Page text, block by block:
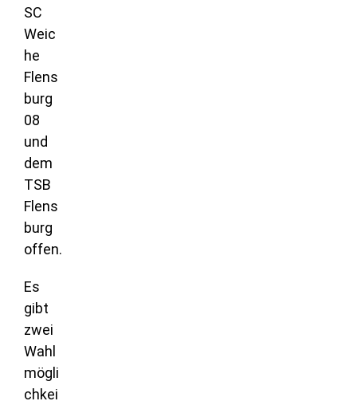
SC
Weic
he
Flens
burg
08
und
dem
TSB
Flens
burg
offen.
Es
gibt
zwei
Wahl
mögli
chkei